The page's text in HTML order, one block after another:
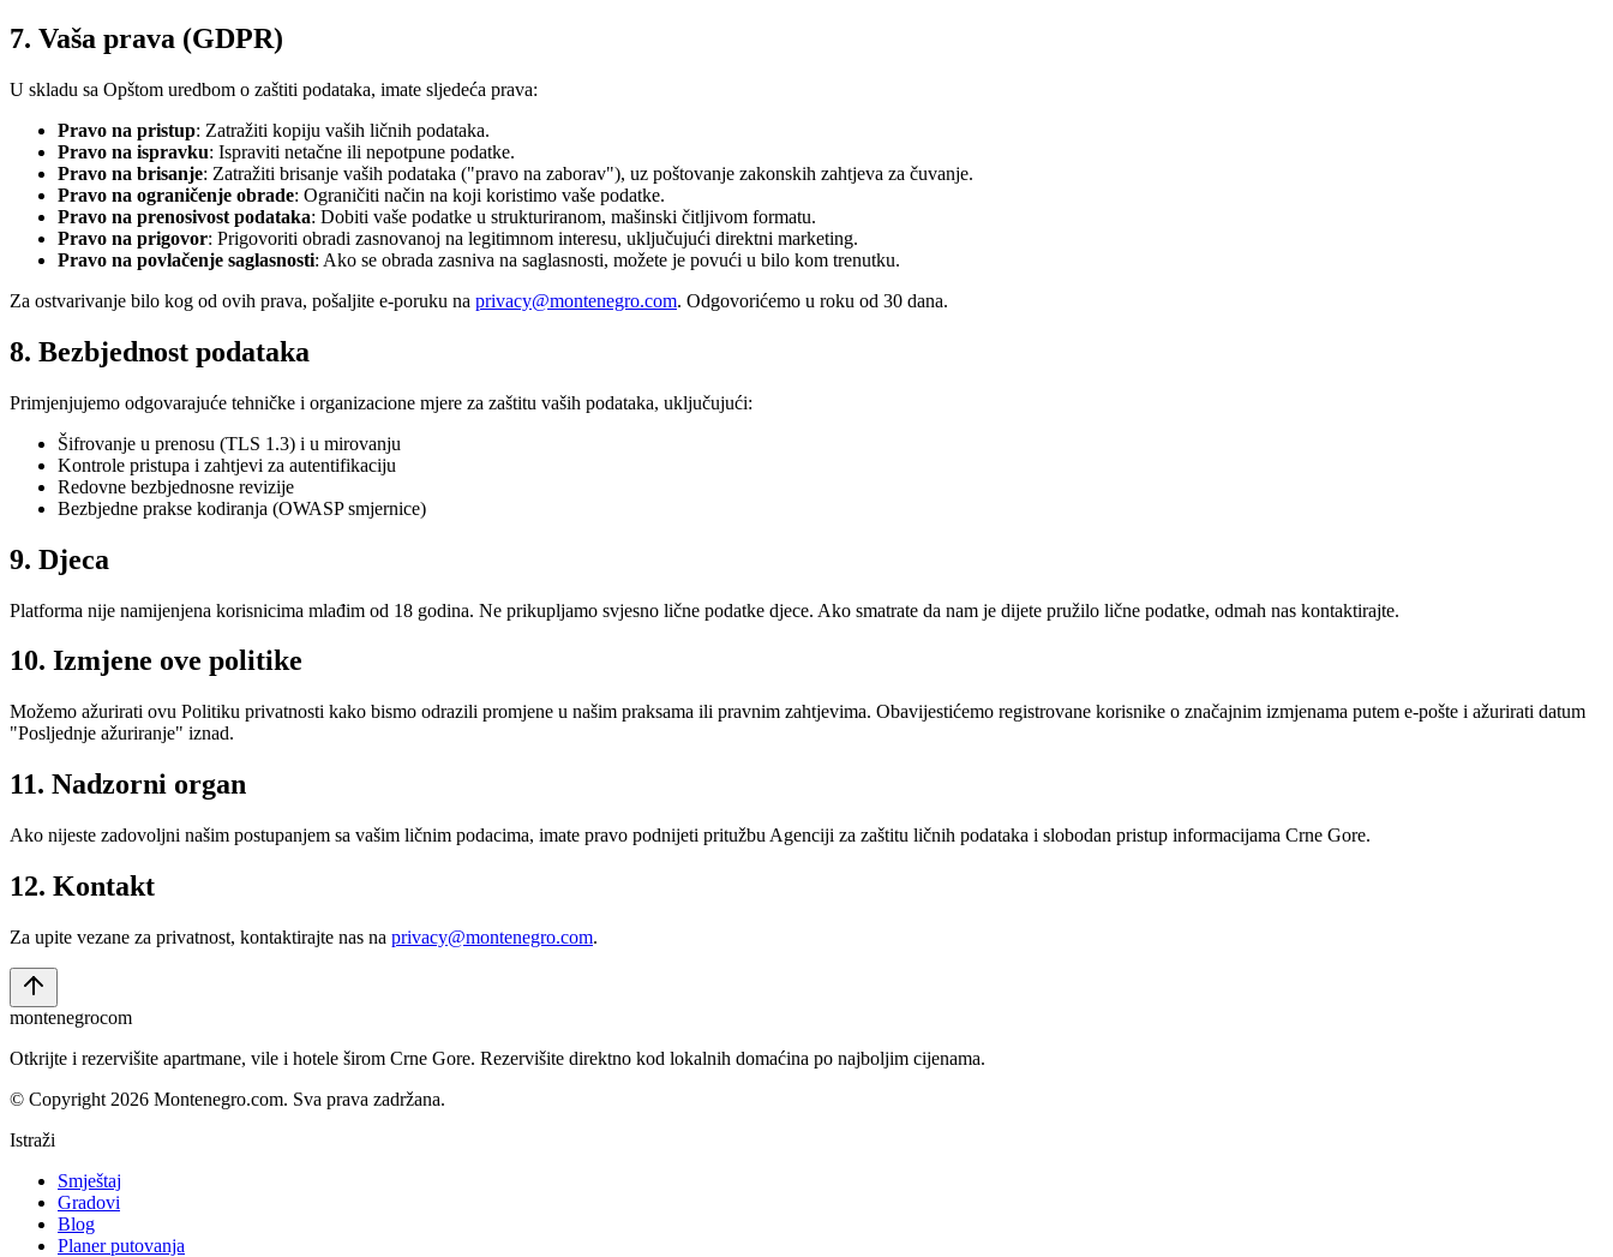
7. Vaša prava (GDPR)
U skladu sa Opštom uredbom o zaštiti podataka, imate sljedeća prava:
Pravo na pristup: Zatražiti kopiju vaših ličnih podataka.
Pravo na ispravku: Ispraviti netačne ili nepotpune podatke.
Pravo na brisanje: Zatražiti brisanje vaših podataka ("pravo na zaborav"), uz poštovanje zakonskih zahtjeva za čuvanje.
Pravo na ograničenje obrade: Ograničiti način na koji koristimo vaše podatke.
Pravo na prenosivost podataka: Dobiti vaše podatke u strukturiranom, mašinski čitljivom formatu.
Pravo na prigovor: Prigovoriti obradi zasnovanoj na legitimnom interesu, uključujući direktni marketing.
Pravo na povlačenje saglasnosti: Ako se obrada zasniva na saglasnosti, možete je povući u bilo kom trenutku.
Za ostvarivanje bilo kog od ovih prava, pošaljite e-poruku na privacy@montenegro.com. Odgovorićemo u roku od 30 dana.
8. Bezbjednost podataka
Primjenjujemo odgovarajuće tehničke i organizacione mjere za zaštitu vaših podataka, uključujući:
Šifrovanje u prenosu (TLS 1.3) i u mirovanju
Kontrole pristupa i zahtjevi za autentifikaciju
Redovne bezbjednosne revizije
Bezbjedne prakse kodiranja (OWASP smjernice)
9. Djeca
Platforma nije namijenjena korisnicima mlađim od 18 godina. Ne prikupljamo svjesno lične podatke djece. Ako smatrate da nam je dijete pružilo lične podatke, odmah nas kontaktirajte.
10. Izmjene ove politike
Možemo ažurirati ovu Politiku privatnosti kako bismo odrazili promjene u našim praksama ili pravnim zahtjevima. Obavijestićemo registrovane korisnike o značajnim izmjenama putem e-pošte i ažurirati datum
"Posljednje ažuriranje" iznad.
11. Nadzorni organ
Ako nijeste zadovoljni našim postupanjem sa vašim ličnim podacima, imate pravo podnijeti pritužbu Agenciji za zaštitu ličnih podataka i slobodan pristup informacijama Crne Gore.
12. Kontakt
Za upite vezane za privatnost, kontaktirajte nas na privacy@montenegro.com.
montenegrocom
Otkrijte i rezervišite apartmane, vile i hotele širom Crne Gore. Rezervišite direktno kod lokalnih domaćina po najboljim cijenama.
© Copyright 2026 Montenegro.com. Sva prava zadržana.
Istraži
Smještaj
Gradovi
Blog
Planer putovanja